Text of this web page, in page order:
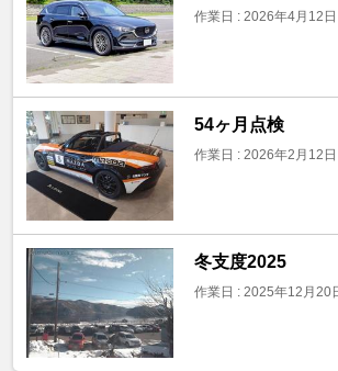
作業日 : 2026年4月12日
54ヶ月点検
作業日 : 2026年2月12日
冬支度2025
作業日 : 2025年12月20